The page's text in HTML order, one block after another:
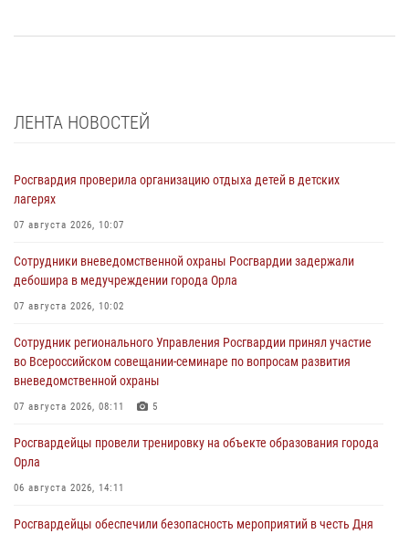
ЛЕНТА НОВОСТЕЙ
Росгвардия проверила организацию отдыха детей в детских
лагерях
07 августа 2026, 10:07
Сотрудники вневедомственной охраны Росгвардии задержали
дебошира в медучреждении города Орла
07 августа 2026, 10:02
Сотрудник регионального Управления Росгвардии принял участие
во Всероссийском совещании-семинаре по вопросам развития
вневедомственной охраны
07 августа 2026, 08:11 5
Росгвардейцы провели тренировку на объекте образования города
Орла
06 августа 2026, 14:11
Росгвардейцы обеспечили безопасность мероприятий в честь Дня